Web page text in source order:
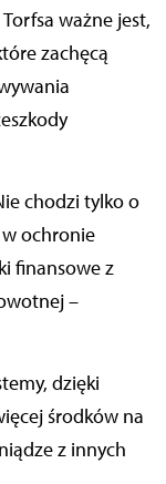
ważne jest,
zachęcą
chodzi tylko o
ochronie
finansowe z
–
dzięki
środków na
z innych